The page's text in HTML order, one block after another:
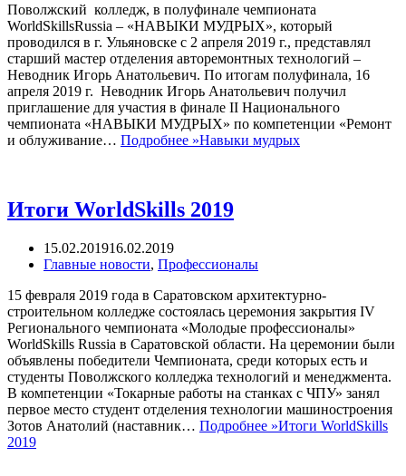
Поволжский колледж, в полуфинале чемпионата
WorldSkillsRussia – «НАВЫКИ МУДРЫХ», который
проводился в г. Ульяновске с 2 апреля 2019 г., представлял
старший мастер отделения авторемонтных технологий –
Неводник Игорь Анатольевич. По итогам полуфинала, 16
апреля 2019 г. Неводник Игорь Анатольевич получил
приглашение для участия в финале II Национального
чемпионата «НАВЫКИ МУДРЫХ» по компетенции «Ремонт
и облуживание… Подробнее »Навыки мудрых
Итоги WorldSkills 2019
15.02.201916.02.2019
Главные новости, Профессионалы
15 февраля 2019 года в Саратовском архитектурно-
строительном колледже состоялась церемония закрытия IV
Регионального чемпионата «Молодые профессионалы»
WorldSkills Russia в Саратовской области. На церемонии были
объявлены победители Чемпионата, среди которых есть и
студенты Поволжского колледжа технологий и менеджмента.
В компетенции «Токарные работы на станках с ЧПУ» занял
первое место студент отделения технологии машиностроения
Зотов Анатолий (наставник… Подробнее »Итоги WorldSkills
2019